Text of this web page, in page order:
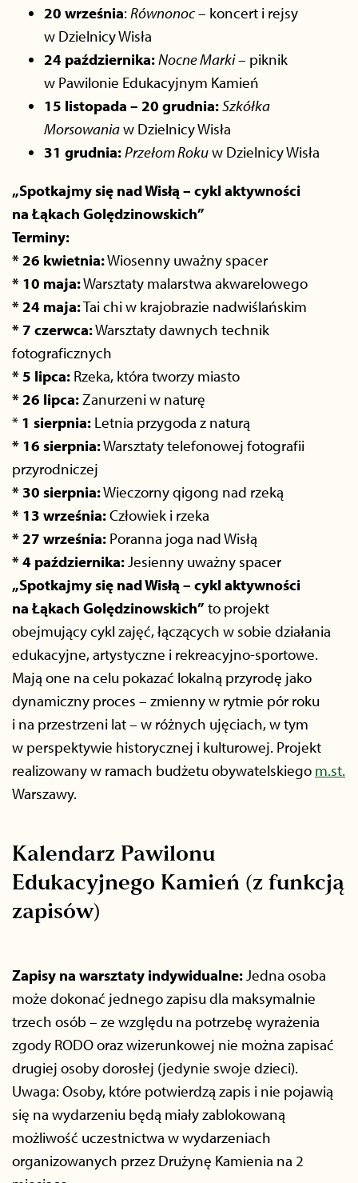
20 września:Równonoc– koncert i rejsy
w Dzielnicy Wisła
24 października:Nocne Marki– piknik
w Pawilonie Edukacyjnym Kamień
15 listopada – 20 grudnia:Szkółka
Morsowaniaw Dzielnicy Wisła
31 grudnia:Przełom Rokuw Dzielnicy Wisła
„Spotkajmy się nad Wisłą – cykl aktywności
na Łąkach Golędzinowskich”
Terminy:
* 26 kwietnia:Wiosenny uważny spacer
* 10 maja:Warsztaty malarstwa akwarelowego
* 24 maja:Tai chi w krajobrazie nadwiślańskim
* 7 czerwca:Warsztaty dawnych technik
fotograficznych
* 5 lipca: Rzeka, która tworzy miasto
* 26 lipca:Zanurzeni w naturę
* 1 sierpnia: Letnia przygoda z naturą
* 16 sierpnia:Warsztaty telefonowej fotografii
przyrodniczej
* 30 sierpnia:Wieczorny qigong nad rzeką
* 13 września:Człowiek i rzeka
* 27 września: Poranna joga nad Wisłą
* 4 października:Jesienny uważny spacer
„Spotkajmy się nad Wisłą – cykl aktywności
na Łąkach Golędzinowskich” to projekt
obejmujący cykl zajęć, łączących w sobie działania
edukacyjne, artystyczne i rekreacyjno-sportowe.
Mają one na celu pokazać lokalną przyrodę jako
dynamiczny proces – zmienny w rytmie pór roku
i na przestrzeni lat – w różnych ujęciach, w tym
w perspektywie historycznej i kulturowej. Projekt
realizowany w ramach budżetu obywatelskiego m.st.
Warszawy.
Kalendarz Pawilonu
Edukacyjnego Kamień (z funkcją
zapisów)
Zapisy na warsztaty indywidualne:Jedna osoba
może dokonać jednego zapisu dla maksymalnie
trzech osób – ze względu na potrzebę wyrażenia
zgody RODO oraz wizerunkowej nie można zapisać
drugiej osoby dorosłej (jedynie swoje dzieci).
Uwaga: Osoby, które potwierdzą zapis i nie pojawią
się na wydarzeniu będą miały zablokowaną
możliwość uczestnictwa w wydarzeniach
organizowanych przez Drużynę Kamienia na 2